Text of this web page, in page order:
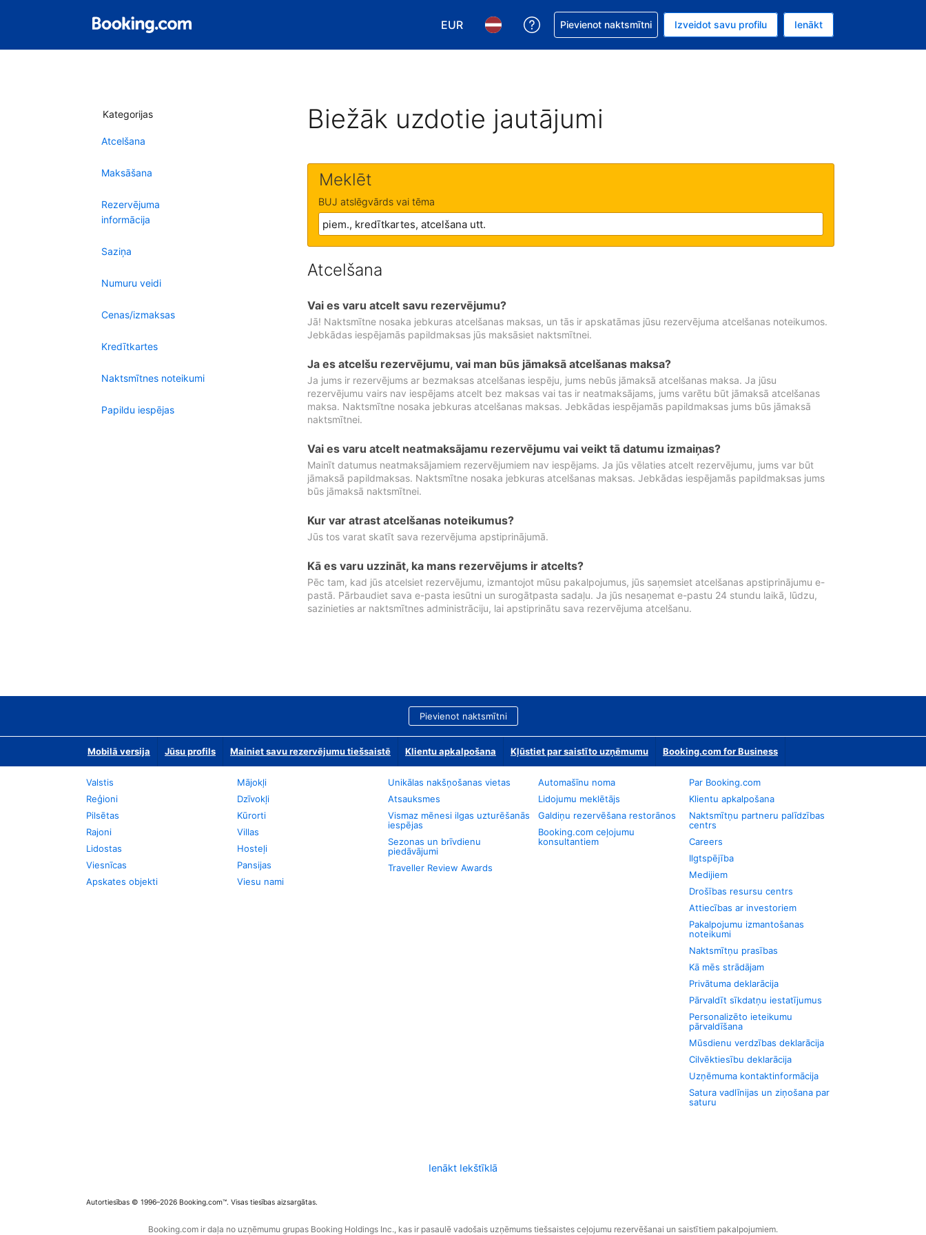
EUR
Izvēlēties valūtu. Jūsu pašreizējā valūta ir Eiro.
Izvēlēties valodu. Jūsu pašreizējā valoda ir Latviski.
Saņemiet palīdzību saistībā ar savu rezervējumu.
Pievienot naktsmītni Izveidot savu profilu Ienākt
Kategorijas
Atcelšana
Maksāšana
Rezervējuma
informācija
Saziņa
Numuru veidi
Cenas/izmaksas
Kredītkartes
Naktsmītnes noteikumi
Papildu iespējas
Biežāk uzdotie jautājumi
Meklēt
BUJ atslēgvārds vai tēma
Atcelšana
Vai es varu atcelt savu rezervējumu?
Jā! Naktsmītne nosaka jebkuras atcelšanas maksas, un tās ir apskatāmas jūsu rezervējuma atcelšanas noteikumos.
Jebkādas iespējamās papildmaksas jūs maksāsiet naktsmītnei.
Ja es atcelšu rezervējumu, vai man būs jāmaksā atcelšanas maksa?
Ja jums ir rezervējums ar bezmaksas atcelšanas iespēju, jums nebūs jāmaksā atcelšanas maksa. Ja jūsu
rezervējumu vairs nav iespējams atcelt bez maksas vai tas ir neatmaksājams, jums varētu būt jāmaksā atcelšanas
maksa. Naktsmītne nosaka jebkuras atcelšanas maksas. Jebkādas iespējamās papildmaksas jums būs jāmaksā
naktsmītnei.
Vai es varu atcelt neatmaksājamu rezervējumu vai veikt tā datumu izmaiņas?
Mainīt datumus neatmaksājamiem rezervējumiem nav iespējams. Ja jūs vēlaties atcelt rezervējumu, jums var būt
jāmaksā papildmaksas. Naktsmītne nosaka jebkuras atcelšanas maksas. Jebkādas iespējamās papildmaksas jums
būs jāmaksā naktsmītnei.
Kur var atrast atcelšanas noteikumus?
Jūs tos varat skatīt sava rezervējuma apstiprinājumā.
Kā es varu uzzināt, ka mans rezervējums ir atcelts?
Pēc tam, kad jūs atcelsiet rezervējumu, izmantojot mūsu pakalpojumus, jūs saņemsiet atcelšanas apstiprinājumu e-
pastā. Pārbaudiet sava e-pasta iesūtni un surogātpasta sadaļu. Ja jūs nesaņemat e-pastu 24 stundu laikā, lūdzu,
sazinieties ar naktsmītnes administrāciju, lai apstiprinātu sava rezervējuma atcelšanu.
Pievienot naktsmītni
Mobilā versija Jūsu profils Mainiet savu rezervējumu tiešsaistē Klientu apkalpošana Kļūstiet par saistīto uzņēmumu Booking.com for Business
Valstis
Reģioni
Pilsētas
Rajoni
Lidostas
Viesnīcas
Apskates objekti
Mājokļi
Dzīvokļi
Kūrorti
Villas
Hosteļi
Pansijas
Viesu nami
Unikālas nakšņošanas vietas
Atsauksmes
Vismaz mēnesi ilgas uzturēšanās
iespējas
Sezonas un brīvdienu
piedāvājumi
Traveller Review Awards
Automašīnu noma
Lidojumu meklētājs
Galdiņu rezervēšana restorānos
Booking.com ceļojumu
konsultantiem
Par Booking.com
Klientu apkalpošana
Naktsmītņu partneru palīdzības
centrs
Careers
Ilgtspējība
Medijiem
Drošības resursu centrs
Attiecības ar investoriem
Pakalpojumu izmantošanas
noteikumi
Naktsmītņu prasības
Kā mēs strādājam
Privātuma deklarācija
Pārvaldīt sīkdatņu iestatījumus
Personalizēto ieteikumu
pārvaldīšana
Mūsdienu verdzības deklarācija
Cilvēktiesību deklarācija
Uzņēmuma kontaktinformācija
Satura vadlīnijas un ziņošana par
saturu
Ienākt Iekštīklā
Autortiesības © 1996–2026 Booking.com™. Visas tiesības aizsargātas.
Booking.com ir daļa no uzņēmumu grupas Booking Holdings Inc., kas ir pasaulē vadošais uzņēmums tiešsaistes ceļojumu rezervēšanai un saistītiem pakalpojumiem.